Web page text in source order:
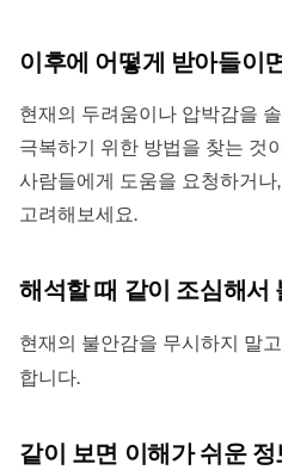
이후에 어떻게 받아들이
현재의 두려움이나 압박감을
극복하기 위한 방법을 찾는 것
사람들에게 도움을 요청하거
고려해보세요.
해석할 때 같이 조심해서
현재의 불안감을 무시하지 말
합니다.
같이 보면 이해가 쉬운 정